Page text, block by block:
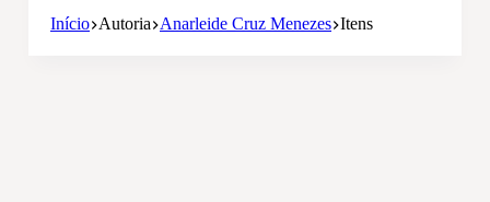
Início Autoria Anarleide Cruz Menezes Itens